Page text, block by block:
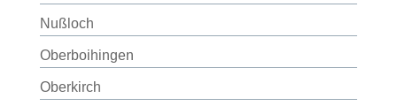
Nußloch
Oberboihingen
Oberkirch